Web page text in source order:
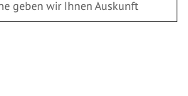
geben wir Ihnen Auskunft